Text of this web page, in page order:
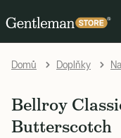
Domů Doplňky
Bellroy
Butterscotch